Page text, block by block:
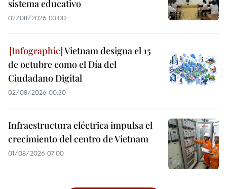
sistema educativo
02/08/2026 03:00
Vietnam designa el 15
de octubre como el Día del
Ciudadano Digital
02/08/2026 00:30
Infraestructura eléctrica impulsa el
crecimiento del centro de Vietnam
01/08/2026 07:00